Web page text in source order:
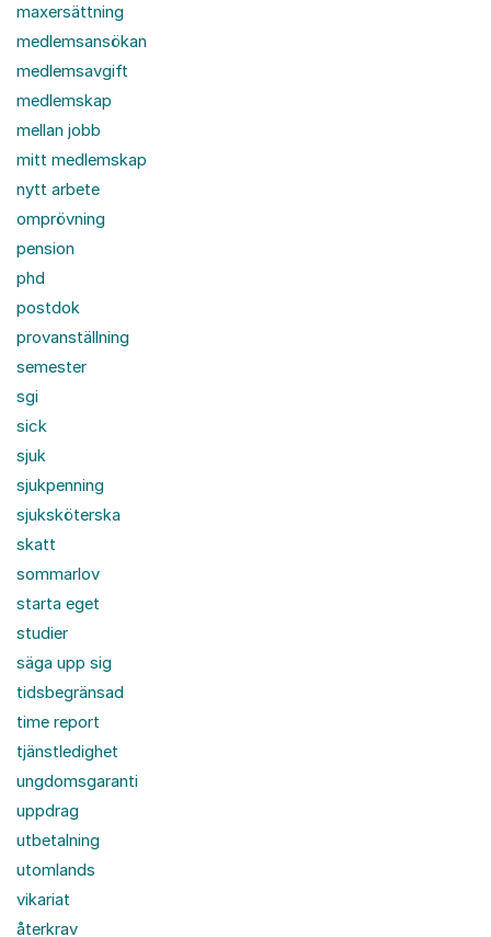
maxersättning
medlemsansökan
medlemsavgift
medlemskap
mellan jobb
mitt medlemskap
nytt arbete
omprövning
pension
phd
postdok
provanställning
semester
sgi
sick
sjuk
sjukpenning
sjuksköterska
skatt
sommarlov
starta eget
studier
säga upp sig
tidsbegränsad
time report
tjänstledighet
ungdomsgaranti
uppdrag
utbetalning
utomlands
vikariat
återkrav